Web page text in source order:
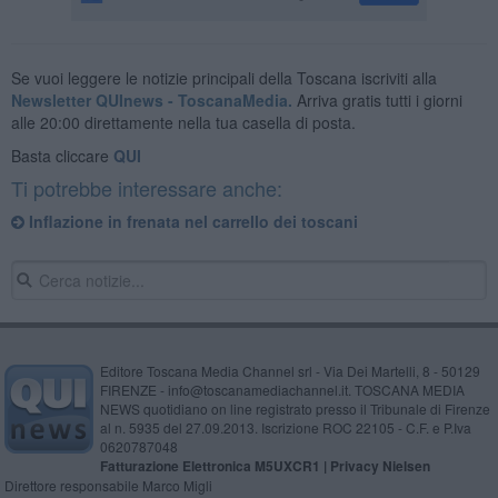
Se vuoi leggere le notizie principali della Toscana iscriviti alla
Newsletter QUInews - ToscanaMedia. Arriva gratis tutti i giorni
alle 20:00 direttamente nella tua casella di posta.
Basta cliccare QUI
Ti potrebbe interessare anche:
Inflazione in frenata nel carrello dei toscani
Editore Toscana Media Channel srl - Via Dei Martelli, 8 - 50129
FIRENZE - info@toscanamediachannel.it. TOSCANA MEDIA
NEWS quotidiano on line registrato presso il Tribunale di Firenze
al n. 5935 del 27.09.2013. Iscrizione ROC 22105 - C.F. e P.Iva
0620787048
Fatturazione Elettronica M5UXCR1 | Privacy Nielsen
Direttore responsabile Marco Migli